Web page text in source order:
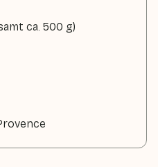
ca. 500 g)